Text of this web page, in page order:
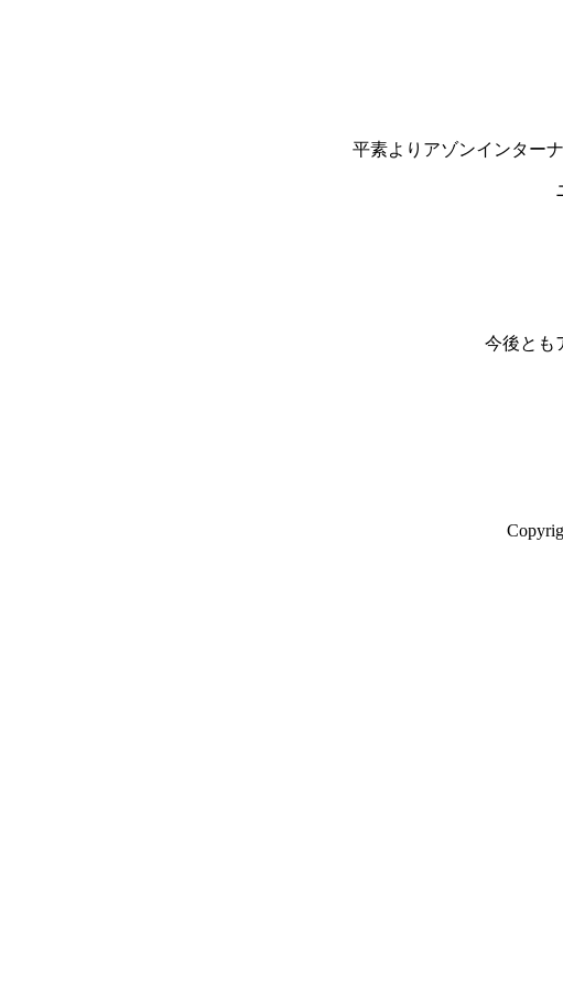
平素よりアゾンインター
今後とも